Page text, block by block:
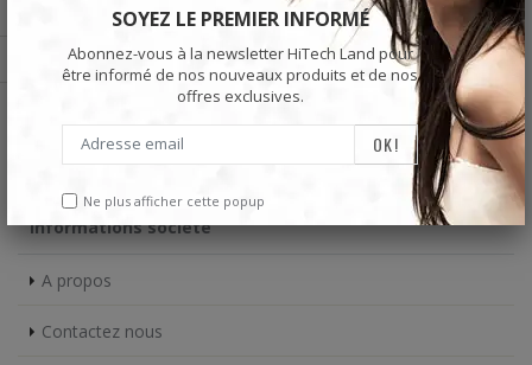
SOYEZ LE PREMIER INFORMÉ
Abonnez-vous à la newsletter HiTech Land pour
être informé de nos nouveaux produits et de nos
offres exclusives.
Ne plus afficher cette popup
HiTech Land
Nous Écrire
Informations société
A propos
Contactez nous